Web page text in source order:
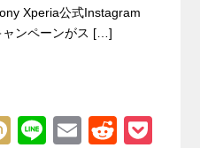
Xperia公式Instagram
ャンペーンがス […]
M Li
E
R